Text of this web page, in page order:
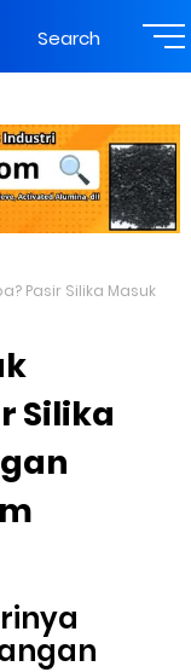
Search
Pasir Silika Masuk
Silika